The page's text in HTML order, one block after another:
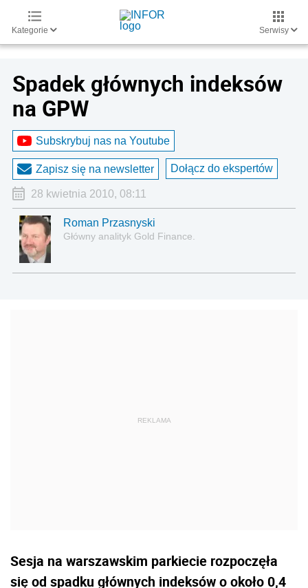
Kategorie Serwisy
Spadek głównych indeksów
na GPW
Subskrybuj nas na Youtube
Zapisz się na newsletter Dołącz do ekspertów
28 kwietnia 2010, 08:11
Roman Przasnyski
Główny analityk Gold Finance.
Sesja na warszawskim parkiecie rozpoczęła
się od spadku głównych indeksów o około 0,4